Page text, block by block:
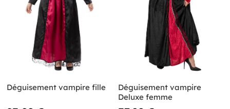
Déguisement vampire fille
Déguisement vampire
Deluxe femme